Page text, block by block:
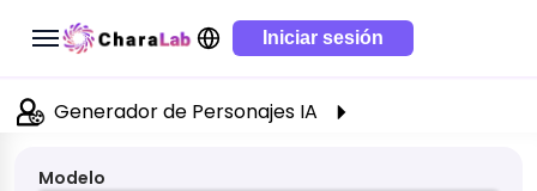
Iniciar sesión
Generador de Personajes IA
Modelo